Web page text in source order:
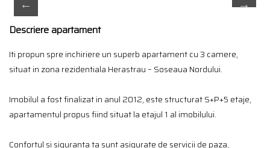
Descriere apartament
Iti propun spre inchiriere un superb apartament cu 3 camere,
situat in zona rezidentiala Herastrau – Soseaua Nordului.
Imobilul a fost finalizat in anul 2012, este structurat S+P+5 etaje,
apartamentul propus fiind situat la etajul 1 al imobilului.
Confortul si siguranta ta sunt asigurate de servicii de paza,